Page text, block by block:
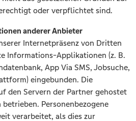
oder verpflichtet sind.
anderer Anbieter
Internetpräsenz von Dritten
Informations-Applikationen (z. B.
App Via SMS, Jobsuche,
eingebunden. Die
den Servern der Partner gehostet
Personenbezogene
verarbeitet, als dies zur